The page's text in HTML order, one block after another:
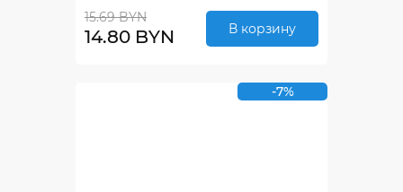
15.69 BYN
14.80 BYN В корзину
-7%